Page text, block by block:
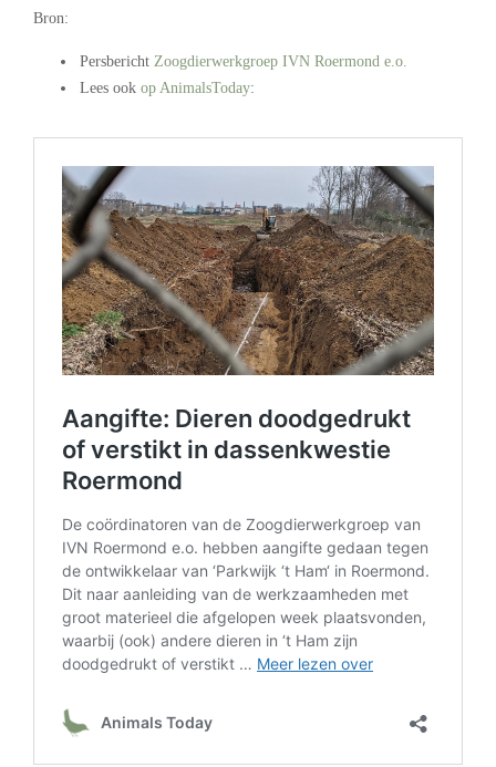
Bron:
Persbericht Zoogdierwerkgroep IVN Roermond e.o.
Lees ook op AnimalsToday: